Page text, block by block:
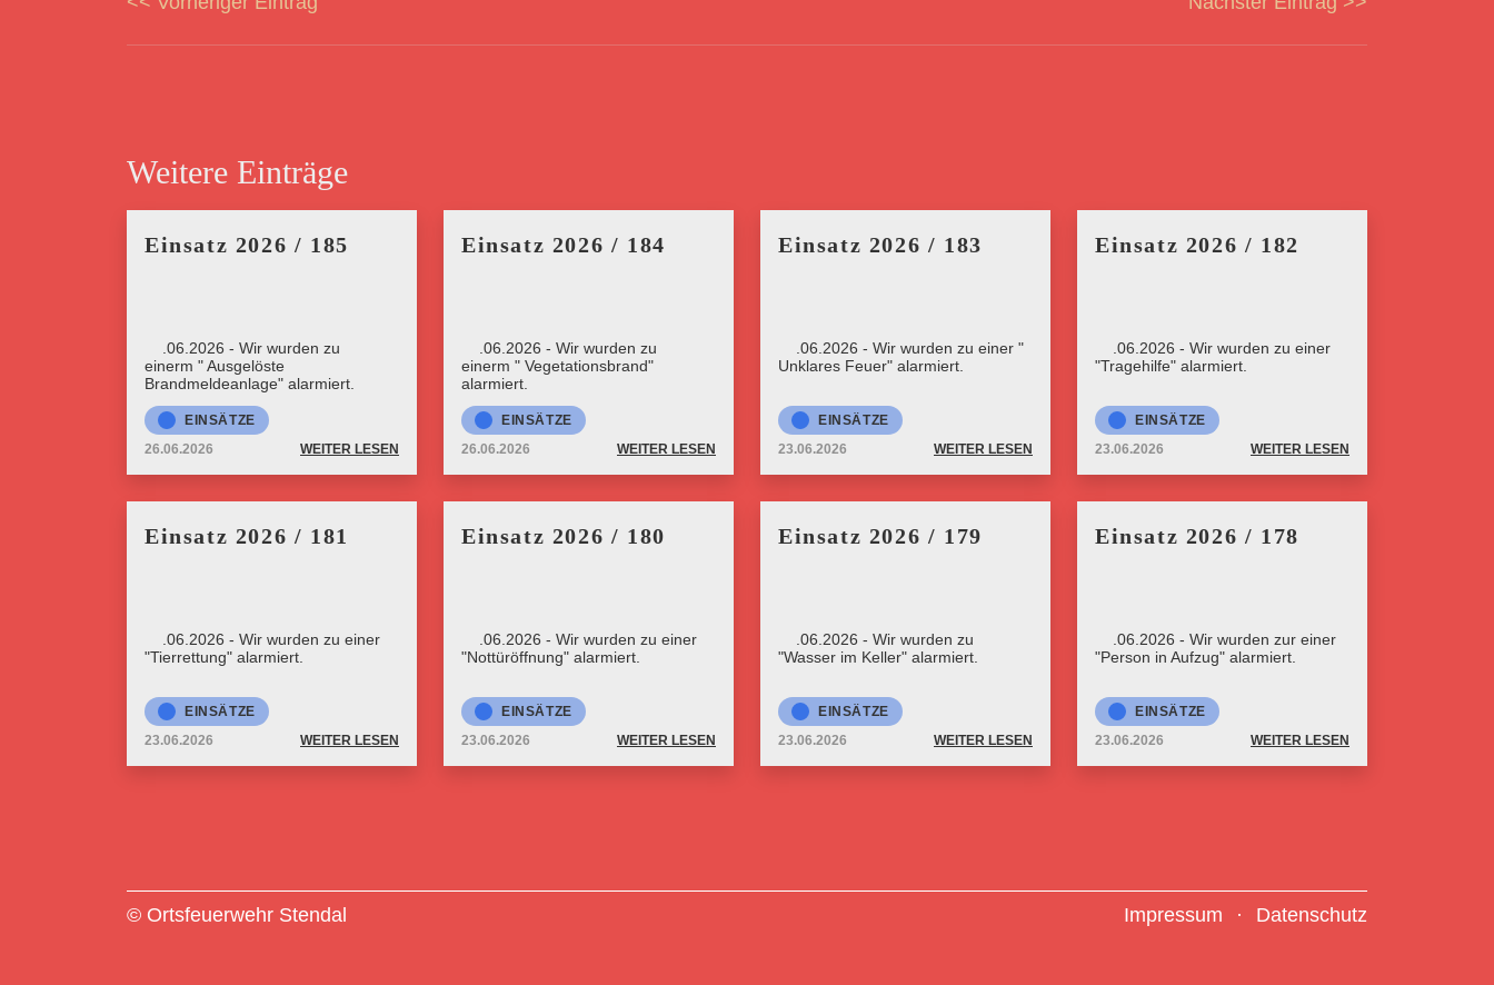
Weitere Einträge
Einsatz 2026 / 185
26.06.2026 - Wir wurden zu
einerm " Ausgelöste
Brandmeldeanlage" alarmiert.
EINSÄTZE
26.06.2026
WEITER LESEN
Einsatz 2026 / 184
26.06.2026 - Wir wurden zu
einerm " Vegetationsbrand"
alarmiert.
EINSÄTZE
26.06.2026
WEITER LESEN
Einsatz 2026 / 183
23.06.2026 - Wir wurden zu einer "
Unklares Feuer" alarmiert.
EINSÄTZE
23.06.2026
WEITER LESEN
Einsatz 2026 / 182
23.06.2026 - Wir wurden zu einer
"Tragehilfe" alarmiert.
EINSÄTZE
23.06.2026
WEITER LESEN
Einsatz 2026 / 181
23.06.2026 - Wir wurden zu einer
"Tierrettung" alarmiert.
EINSÄTZE
23.06.2026
WEITER LESEN
Einsatz 2026 / 180
23.06.2026 - Wir wurden zu einer
"Nottüröffnung" alarmiert.
EINSÄTZE
23.06.2026
WEITER LESEN
Einsatz 2026 / 179
23.06.2026 - Wir wurden zu
"Wasser im Keller" alarmiert.
EINSÄTZE
23.06.2026
WEITER LESEN
Einsatz 2026 / 178
23.06.2026 - Wir wurden zur einer
"Person in Aufzug" alarmiert.
EINSÄTZE
23.06.2026
WEITER LESEN
© Ortsfeuerwehr Stendal Impressum Datenschutz